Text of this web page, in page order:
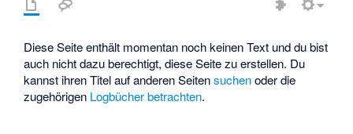
Diese Seite enthält momentan noch keinen Text und du bist
auch nicht dazu berechtigt, diese Seite zu erstellen. Du
kannst ihren Titel auf anderen Seitensuchenoder die
zugehörigen Logbücher betrachten.